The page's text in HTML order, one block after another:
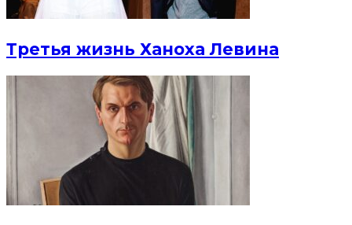
Третья жизнь Ханоха Левина